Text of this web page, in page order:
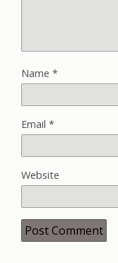
Name *
Email *
Website